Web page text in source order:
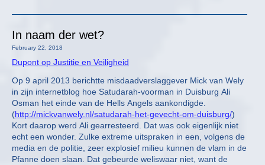
In naam der wet?
February 22, 2018
Dupont op Justitie en Veiligheid
Op 9 april 2013 berichtte misdaadverslaggever Mick van Wely
in zijn internetblog hoe Satudarah-voorman in Duisburg Ali
Osman het einde van de Hells Angels aankondigde.
(http://mickvanwely.nl/satudarah-het-gevecht-om-duisburg/)
Kort daarop werd Ali gearresteerd. Dat was ook eigenlijk niet
echt een wonder. Zulke extreme uitspraken in een, volgens de
media en de politie, zeer explosief milieu kunnen de vlam in de
Pfanne doen slaan. Dat gebeurde weliswaar niet, want de